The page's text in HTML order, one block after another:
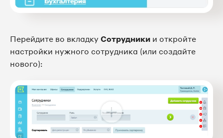
Перейдите во вкладку Сотрудники и откройте
настройки нужного сотрудника (или создайте
нового):